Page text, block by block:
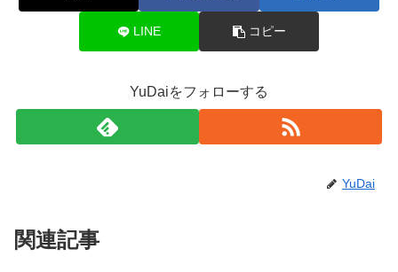
LINE コピー
YuDaiをフォローする
YuDai
関連記事